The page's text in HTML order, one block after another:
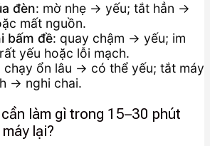
đèn: mờ nhẹ → yếu; tắt hẳn →
mất nguồn.
bấm đề: quay chậm → yếu; im
yếu hoặc lỗi mạch.
chạy ổn lâu → có thể yếu; tắt máy
→ nghi chai.
làm gì trong 15–30 phút
lại?